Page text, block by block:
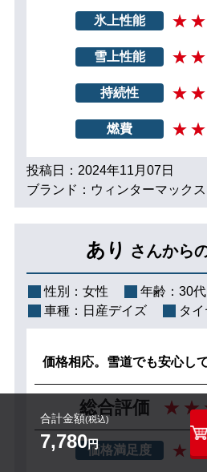
合計金額(税込)
7,780円
氷上性能
雪上性能
持続性
燃費
投稿日：2024年11月07日
ブランド：ウィンターマック
あり さんから
性別： 女性 年齢： 30代
車種： 日産デイズ タイ
価格相応。雪道でも安心し
総合評価
価格満足度